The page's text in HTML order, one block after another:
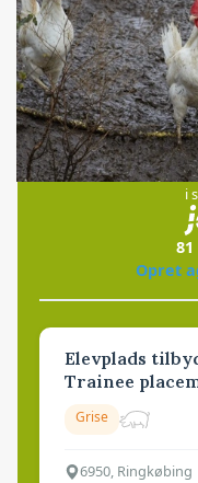
i
81
Opret
Elevplads
Trainee
Grise
6950, Ringkøbing